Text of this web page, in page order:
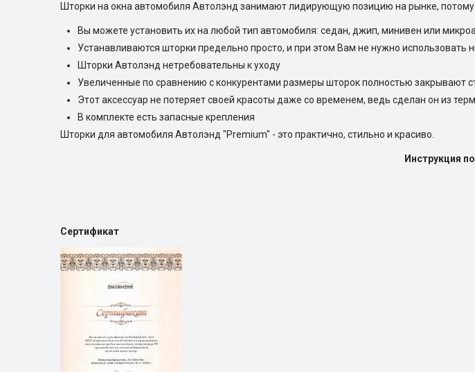
Шторки на окна автомобиля Автолэнд занимают лидирующую позицию на рынке,
Вы можете установить их на любой тип автомобиля: седан, джип, минивен или
Устанавливаются шторки предельно просто, и при этом Вам не нужно использовать
Шторки Автолэнд нетребовательны к уходу
Увеличенные по сравнению с конкурентами размеры шторок полностью закрывают
Этот аксессуар не потеряет своей красоты даже со временем, ведь сделан он из
В комплекте есть запасные крепления
Шторки для автомобиля Автолэнд "Premium" - это практично, стильно и красиво.
Инструкция
Сертификат